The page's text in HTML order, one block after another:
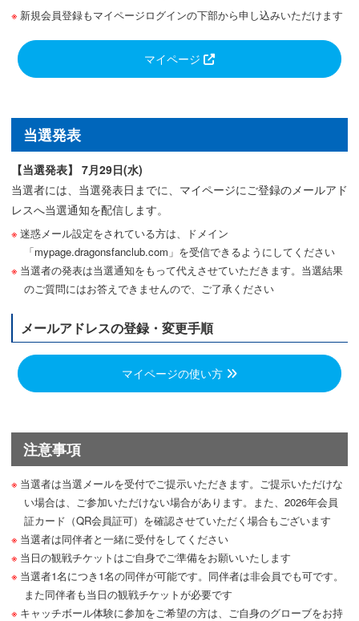
新規会員登録もマイページログインの下部から申し込みいただけます
マイページ
当選発表
【当選発表】 7月29日(水)
当選者には、当選発表日までに、マイページにご登録のメールアド
レスへ当選通知を配信します。
迷惑メール設定をされている方は、ドメイン
「mypage.dragonsfanclub.com」を受信できるようにしてください
当選者の発表は当選通知をもって代えさせていただきます。当選結果
のご質問にはお答えできませんので、ご了承ください
メールアドレスの登録・変更手順
マイページの使い方
注意事項
当選者は当選メールを受付でご提示いただきます。ご提示いただけな
い場合は、ご参加いただけない場合があります。また、2026年会員
証カード（QR会員証可）を確認させていただく場合もございます
当選者は同伴者と一緒に受付をしてください
当日の観戦チケットはご自身でご準備をお願いいたします
当選者1名につき1名の同伴が可能です。同伴者は非会員でも可です。
また同伴者も当日の観戦チケットが必要です
キャッチボール体験に参加をご希望の方は、ご自身のグローブをお持